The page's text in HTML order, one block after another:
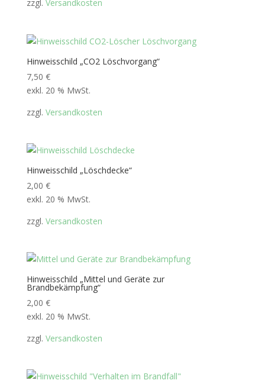
zzgl. Versandkosten
Hinweisschild „CO2 Löschvorgang“
7,50 €
exkl. 20 % MwSt.
zzgl. Versandkosten
Hinweisschild „Löschdecke“
2,00 €
exkl. 20 % MwSt.
zzgl. Versandkosten
Hinweisschild „Mittel und Geräte zur
Brandbekämpfung“
2,00 €
exkl. 20 % MwSt.
zzgl. Versandkosten